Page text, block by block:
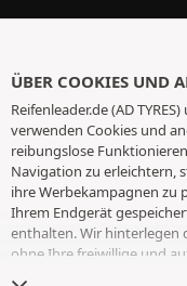
ÜBER COOKIES UND
Reifenleader.de (AD
verwenden Cookies und
reibungslose
Navigation zu erleichtern,
ihre Werbekampagnen zu
Ihrem Endgerät
enthalten. Wir hinterlegen
ohne Ihre freiwillige und